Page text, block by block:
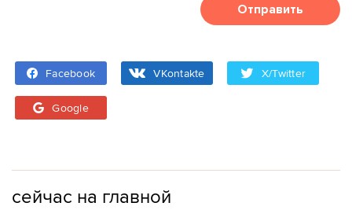
Отправить
Facebook VKontakte X/Twitter
Google
сейчас на главной